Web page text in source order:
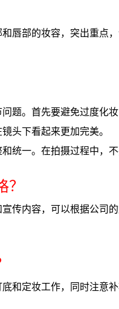
唇部的妆容，突出重点
题。首先要避免过度化
头下看起来更加完美。
统一。在拍摄过程中，
传内容，可以根据公司
和定妆工作，同时注意